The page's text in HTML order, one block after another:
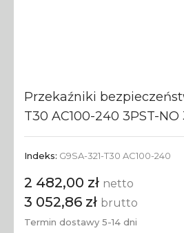
Przekaźniki
T30 AC100-240 3PST-NO
Indeks: G9SA-321-T30 AC100-240
2 482,00 zł netto
3 052,86 zł brutto
Termin dostawy 5-14 dni